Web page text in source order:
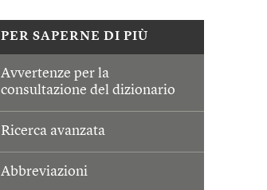
PER SAPERNE DI PIÙ
Avvertenze per la
consultazione del dizionario
Ricerca avanzata
Abbreviazioni